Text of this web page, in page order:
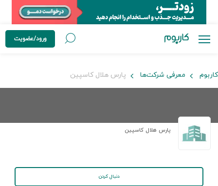
ورود/عضویت
کاربوم معرفی شرکت‌ها پارس هلال کاسپین
پارس هلال کاسپین
دنبال کردن